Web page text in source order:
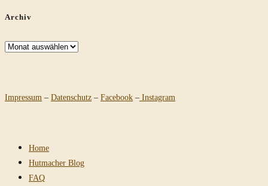
Archiv
Archiv
Impressum – Datenschutz – Facebook – Instagram
Home
Hutmacher Blog
FAQ